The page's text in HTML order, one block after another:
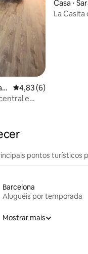
4,83 de uma
4,83 (6)
e
Casa ⋅
La Casita
pontos turísticos
Barcelona
Aluguéis por temporada
Mostrar mais